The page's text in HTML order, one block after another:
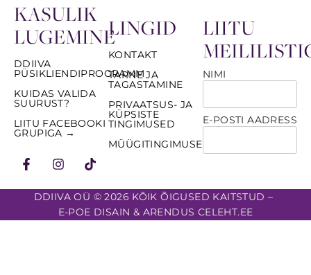
KASULIK
LUGEMINE
DDIIVA
PÜSIKLIENDIPROGRAMM
KUIDAS VALIDA
SUURUST?
LIITU FACEBOOKI
GRUPIGA →
LINGID
KONTAKT
TARNE JA
TAGASTAMINE
PRIVAATSUS- JA
KÜPSISTE
TINGIMUSED
MÜÜGITINGIMUSED
LIITU
NIMI
E-POSTI AADRESS
DDIIVA OÜ © 2026 KÕIK ÕIGUSED KAITSTUD –
E-POE DISAIN & ARENDUS CELEHT.EE